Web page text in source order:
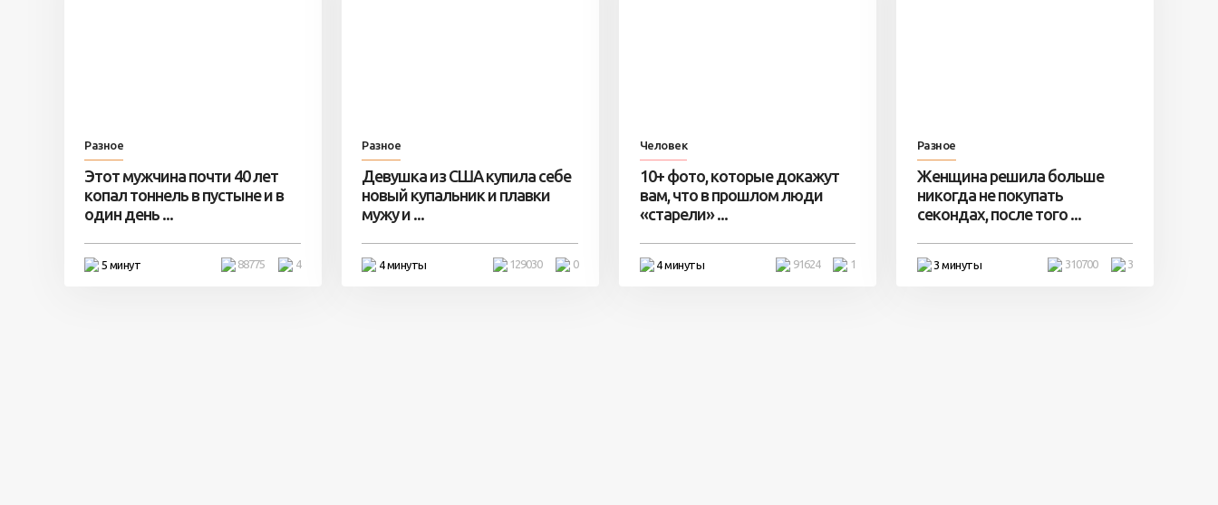
Разное
Этот мужчина почти 40 лет
копал тоннель в пустыне и в
один день ...
5 минут 4
88775
Разное
Девушка из США купила себе
новый купальник и плавки
мужу и ...
4 минуты 0
129030
Человек
10+ фото, которые докажут
вам, что в прошлом люди
«старели» ...
4 минуты 1
91624
Разное
Женщина решила больше
никогда не покупать
секондах, после того ...
3 минуты 3
310700